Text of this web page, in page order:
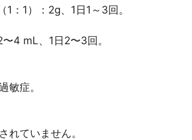
1：1）：2g、1日1～3回。
4 mL、1日2〜3回。
敏症。
れていません。